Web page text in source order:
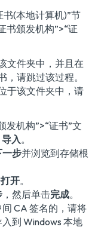
书(本地计算机)”节
书颁发机构”>“证
文件夹中，并且在
，请跳过该过程。
于该文件夹中，请
发机构”>“证书”文
入。
一步并浏览到存储根
打开。
，然后单击完成。
CA 签名的，请将
到 Windows 本地